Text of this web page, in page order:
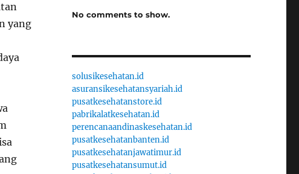
yang
No comments to show.
solusikesehatan.id
asuransikesehatansyariah.id
pusatkesehatanstore.id
pabrikalatkesehatan.id
perencanaandinaskesehatan.id
pusatkesehatanbanten.id
pusatkesehatanjawatimur.id
pusatkesehatansumut.id